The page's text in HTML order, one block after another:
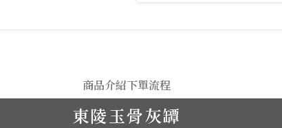
商品介紹下單流程
東陵玉骨灰罈